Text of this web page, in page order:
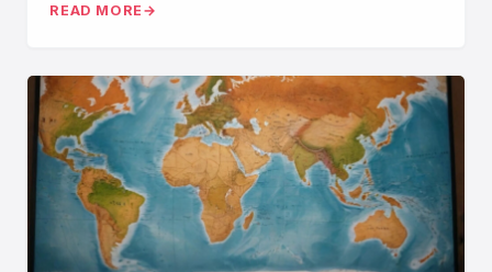
READ MORE